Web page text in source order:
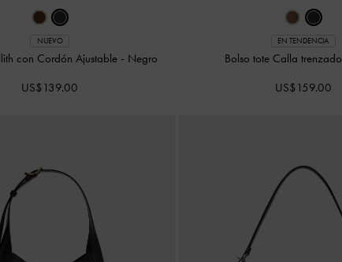
NUEVO
con Cordón Ajustable - Negro
US$139.00
EN TENDENCIA
Bolso tote Calla trenzado
US$159.00